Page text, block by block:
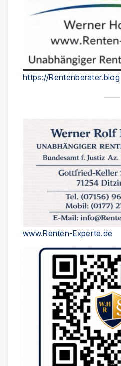
https://Rentenberater.blog
——
www.Renten-Experte.de